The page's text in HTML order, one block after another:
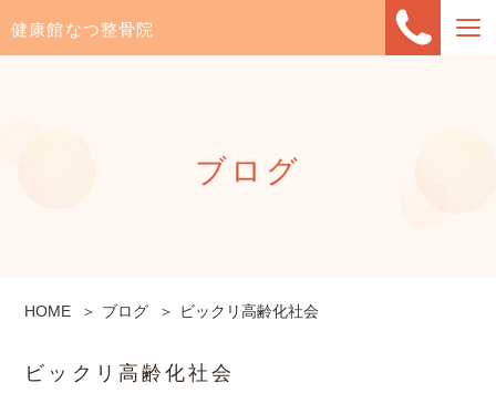
健康館なつ整骨院
ブログ
HOME ブログ ビックリ高齢化社会
ビックリ高齢化社会